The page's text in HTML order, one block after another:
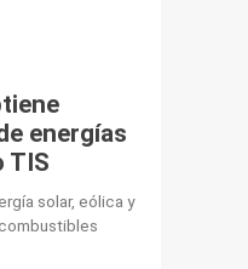
energías
TIS
solar, eólica y